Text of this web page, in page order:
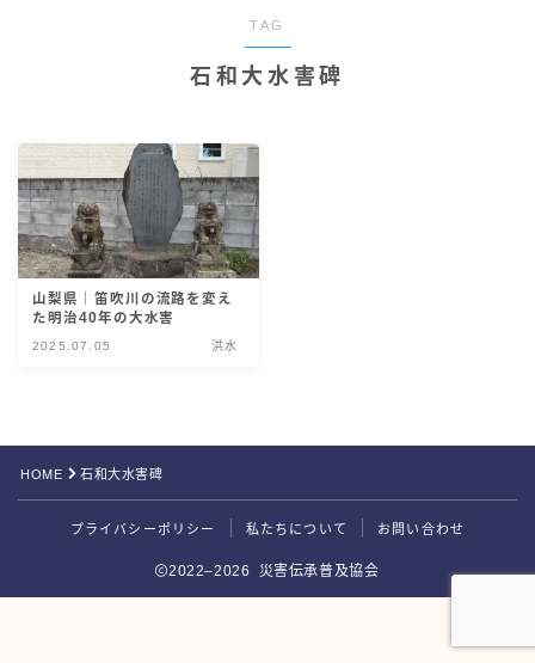
災害伝承検定
TAG
石和大水害碑
山梨県｜笛吹川の流路を変え
た明治40年の大水害
2025.07.05 洪水
HOME 石和大水害碑
プライバシーポリシー 私たちについて お問い合わせ
2022–2026 災害伝承普及協会